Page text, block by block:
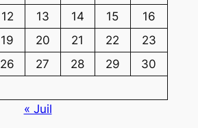
12 13 14 15
16
19 20 21 22
23
26 27 28 29
30
« Juil